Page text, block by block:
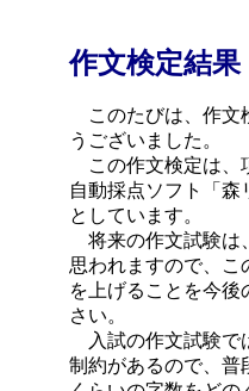
作文検定結
このたびは、作文
うございました。
この作文検定は、
自動採点ソフト「
としています。
将来の作文試験は
思われますので、こ
を上げることを今
さい。
入試の作文試験で
制約があるので、普